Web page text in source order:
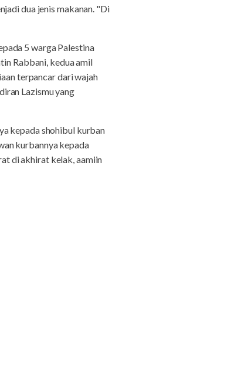
dua jenis makanan. "Di
5 warga Palestina
Rabbani, kedua amil
terpancar dari wajah
Lazismu yang
kepada shohibul kurban
kurbannya kepada
di akhirat kelak, aamiin